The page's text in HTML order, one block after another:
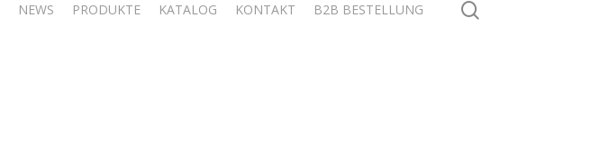
NEWS PRODUKTE KATALOG KONTAKT B2B BESTELLUNG